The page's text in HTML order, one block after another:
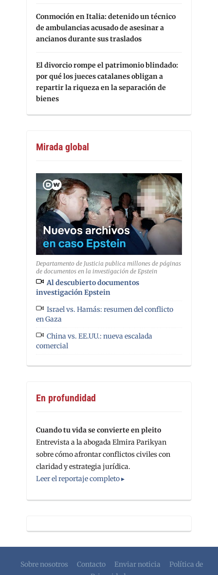
Conmoción en Italia: detenido un técnico
de ambulancias acusado de asesinar a
ancianos durante sus traslados
El divorcio rompe el patrimonio blindado:
por qué los jueces catalanes obligan a
repartir la riqueza en la separación de
bienes
Mirada global
Departamento de Justicia publica millones de páginas
de documentos en la investigación de Epstein
Al descubierto documentos
investigación Epstein
Israel vs. Hamás: resumen del conflicto
en Gaza
China vs. EE.UU.: nueva escalada
comercial
En profundidad
Cuando tu vida se convierte en pleito
Entrevista a la abogada Elmira Parikyan
sobre cómo afrontar conflictos civiles con
claridad y estrategia jurídica.
Leer el reportaje completo ▸
Sobre nosotros Contacto Enviar noticia
Política de